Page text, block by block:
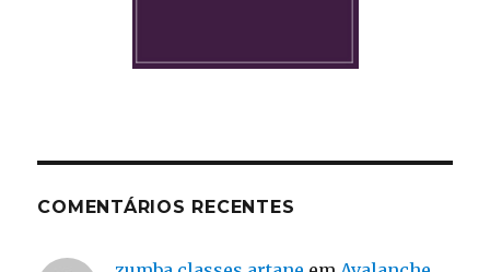
COMENTÁRIOS RECENTES